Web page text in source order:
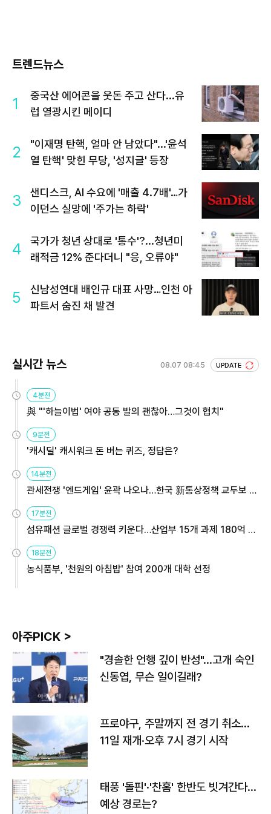
트렌드뉴스
1
중국산 에어콘을 웃돈 주고 산다...유
럽 열광시킨 메이디
2
"이재명 탄핵, 얼마 안 남았다"...'윤석
열 탄핵' 맞힌 무당, '성지글' 등장
3
샌디스크, AI 수요에 '매출 4.7배'…가
이던스 실망에 '주가는 하락'
4
국가가 청년 상대로 '통수'?...청년미
래적금 12% 준다더니 "응, 오류야"
5
신남성연대 배인규 대표 사망…인천 아
파트서 숨진 채 발견
실시간 뉴스 08.07 08:45 UPDATE
4분전
與 "'하늘이법' 여야 공동 발의 괜찮아…그것이 협치"
9분전
'캐시딜' 캐시워크 돈 버는 퀴즈, 정답은?
14분전
관세전쟁 '엔드게임' 윤곽 나오나…한국 新통상정책 교두보 활
용해야
17분전
섬유패션 글로벌 경쟁력 키운다…산업부 15개 과제 180억 지
원
18분전
농식품부, '천원의 아침밥' 참여 200개 대학 선정
아주PICK >
"경솔한 언행 깊이 반성"…고개 숙인
신동엽, 무슨 일이길래?
프로야구, 주말까지 전 경기 취소…
11일 재개·오후 7시 경기 시작
태풍 '돌핀'·'찬홈' 한반도 빗겨간다…
예상 경로는?